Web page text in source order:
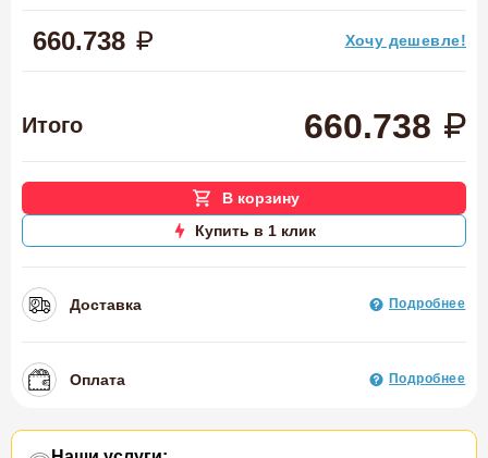
660.738 Хочу дешевле!
Итого 660.738
В корзину
Купить в 1 клик
Доставка Подробнее
Оплата Подробнее